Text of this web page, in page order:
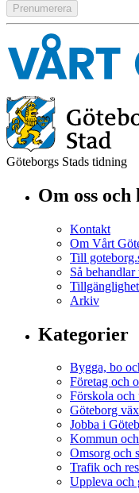
Göteborgs Stads tidning
Om oss
Kontakt
Om Vårt
Till
Så
Tillgänglighet
Arkiv
Kategorier
Bygga, bo
Företag och
Förskola
Göteborg
Jobba i
Kommun
Omsorg och
Trafik och
Uppleva och